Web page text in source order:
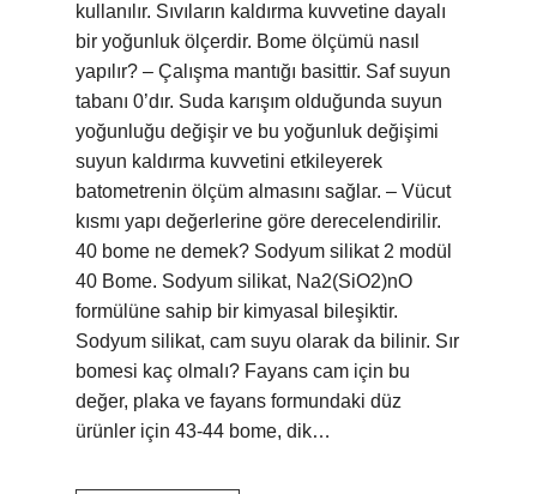
kullanılır. Sıvıların kaldırma kuvvetine dayalı
bir yoğunluk ölçerdir. Bome ölçümü nasıl
yapılır? – Çalışma mantığı basittir. Saf suyun
tabanı 0’dır. Suda karışım olduğunda suyun
yoğunluğu değişir ve bu yoğunluk değişimi
suyun kaldırma kuvvetini etkileyerek
batometrenin ölçüm almasını sağlar. – Vücut
kısmı yapı değerlerine göre derecelendirilir.
40 bome ne demek? Sodyum silikat 2 modül
40 Bome. Sodyum silikat, Na2(SiO2)nO
formülüne sahip bir kimyasal bileşiktir.
Sodyum silikat, cam suyu olarak da bilinir. Sır
bomesi kaç olmalı? Fayans cam için bu
değer, plaka ve fayans formundaki düz
ürünler için 43-44 bome, dik…